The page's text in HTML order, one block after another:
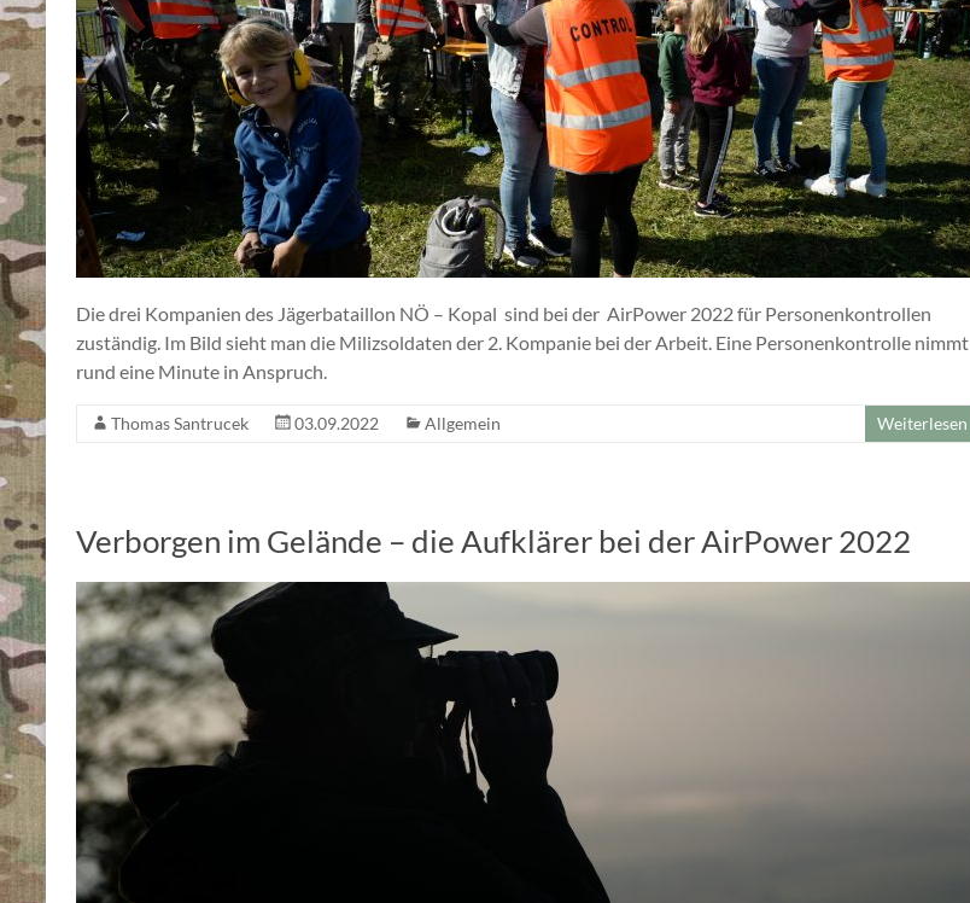
Die drei Kompanien des Jägerbataillon NÖ – Kopal sind bei der AirPower 2022 für Personenkontrollen
zuständig. Im Bild sieht man die Milizsoldaten der 2. Kompanie bei der Arbeit. Eine Personenkontrolle nimmt
rund eine Minute in Anspruch.
Thomas Santrucek 03.09.2022 Allgemein Weiterlesen
Verborgen im Gelände – die Aufklärer bei der AirPower 2022